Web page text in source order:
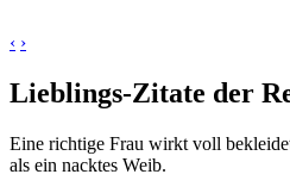
‹ ›
Lieblings-Zitate der
Eine richtige Frau wirkt voll
als ein nacktes Weib.